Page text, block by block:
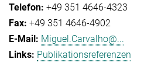
+49 351 4646-4323
+49 351 4646-4902
Miguel.Carvalho@...
Publikationsreferenzen